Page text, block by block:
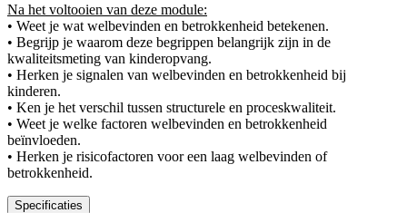
Na het voltooien van deze module:
• Weet je wat welbevinden en betrokkenheid betekenen.
• Begrijp je waarom deze begrippen belangrijk zijn in de
kwaliteitsmeting van kinderopvang.
• Herken je signalen van welbevinden en betrokkenheid bij
kinderen.
• Ken je het verschil tussen structurele en proceskwaliteit.
• Weet je welke factoren welbevinden en betrokkenheid
beïnvloeden.
• Herken je risicofactoren voor een laag welbevinden of
betrokkenheid.
Specificaties